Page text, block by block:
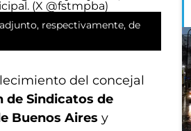
respectivamente, de
del concejal
de Sindicatos de
Buenos Aires y